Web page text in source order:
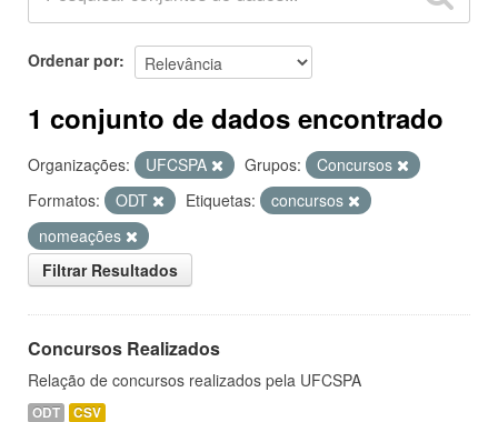
Sobre
Ordenar por
1 conjunto de dados encontrado
Organizações: UFCSPA Grupos:
Concursos
Formatos:
ODT Etiquetas:
concursos
nomeações
Filtrar Resultados
Concursos Realizados
Relação de concursos realizados pela UFCSPA
ODT CSV